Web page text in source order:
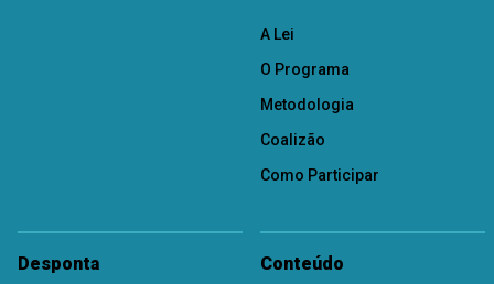
A Lei
O Programa
Metodologia
Coalizão
Como Participar
Desponta Conteúdo